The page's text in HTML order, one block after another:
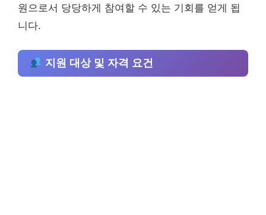
원으로서 당당하게 참여할 수 있는 기회를 얻게 됩
니다.
지원 대상 및 자격 요건